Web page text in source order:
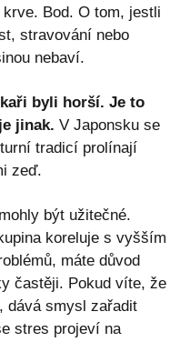
Bod. O tom, jestli
stravování nebo
nebaví.
byli horší. Je to
jinak. V Japonsku se
tradicí prolínají
zeď.
být užitečné.
koreluje s vyšším
máte důvod
častěji. Pokud víte, že
dává smysl zařadit
stres projeví na